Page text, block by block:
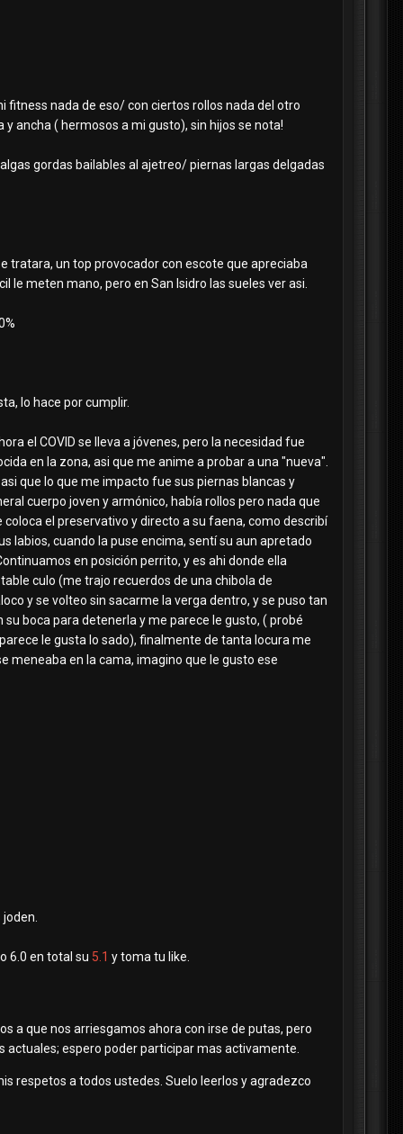
fitness nada de eso/ con ciertos rollos nada del otro
ancha ( hermosos a mi gusto), sin hijos se nota!
gordas bailables al ajetreo/ piernas largas delgadas
tratara, un top provocador con escote que apreciaba
le meten mano, pero en San Isidro las sueles ver asi.
lo hace por cumplir.
el COVID se lleva a jóvenes, pero la necesidad fue
en la zona, asi que me anime a probar a una "nueva".
que lo que me impacto fue sus piernas blancas y
cuerpo joven y armónico, había rollos pero nada que
el preservativo y directo a su faena, como describí
labios, cuando la puse encima, sentí su aun apretado
en posición perrito, y es ahi donde ella
culo (me trajo recuerdos de una chibola de
y se volteo sin sacarme la verga dentro, y se puso tan
su boca para detenerla y me parece le gusto, ( probé
le gusta lo sado), finalmente de tanta locura me
meneaba en la cama, imagino que le gusto ese
joden.
6.0 en total su 5.1 y toma tu like.
a que nos arriesgamos ahora con irse de putas, pero
actuales; espero poder participar mas activamente.
respetos a todos ustedes. Suelo leerlos y agradezco